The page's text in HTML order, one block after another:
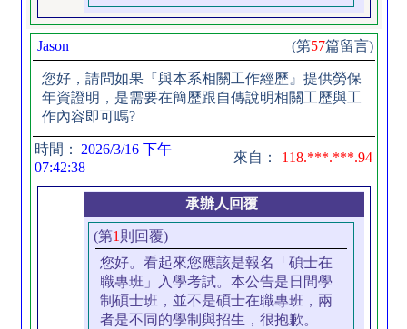
Jason (第57篇留言)
您好，請問如果『與本系相關工作經歷』提供勞保
年資證明，是需要在簡歷跟自傳說明相關工歷與工
作內容即可嗎?
時間：
2026/3/16 下午
07:42:38
來自： 118.***.***.94
承辦人回覆
(第1 則回覆)
您好。看起來您應該是報名「碩士在
職專班」入學考試。本公告是日間學
制碩士班，並不是碩士在職專班，兩
者是不同的學制與招生，很抱歉。